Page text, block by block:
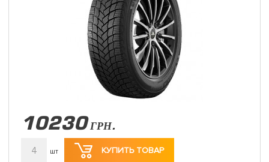
10230 ГРН.
4 шт КУПИТЬ ТОВАР